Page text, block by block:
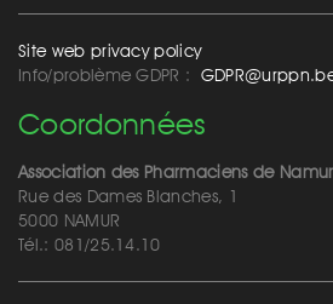
Site web privacy policy
Info/problème GDPR :
Coordonnées
Association des Pharmaciens de
Rue des Dames Blanches, 1
5000 NAMUR
Tél.: 081/25.14.10